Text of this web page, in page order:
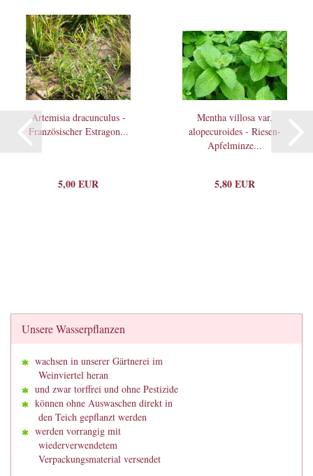
Artemisia dracunculus -
Französischer Estragon...
5,00 EUR
Mentha villosa var.
alopecuroides - Riesen-
Apfelminze...
5,80 EUR
Unsere Wasserpflanzen
wachsen in unserer Gärtnerei im
Weinviertel heran
und zwar torffrei und ohne Pestizide
können ohne Auswaschen direkt in
den Teich gepflanzt werden
werden vorrangig mit
wiederverwendetem
Verpackungsmaterial versendet